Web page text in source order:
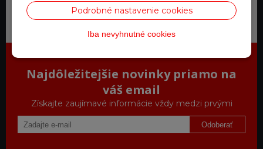
Podrobné nastavenie cookies
Iba nevyhnutné cookies
Zákaznícky servis
a starostlivosť
Najdôležitejšie novinky priamo na
váš email
Získajte zaujímavé informácie vždy medzi prvými
Odoberať